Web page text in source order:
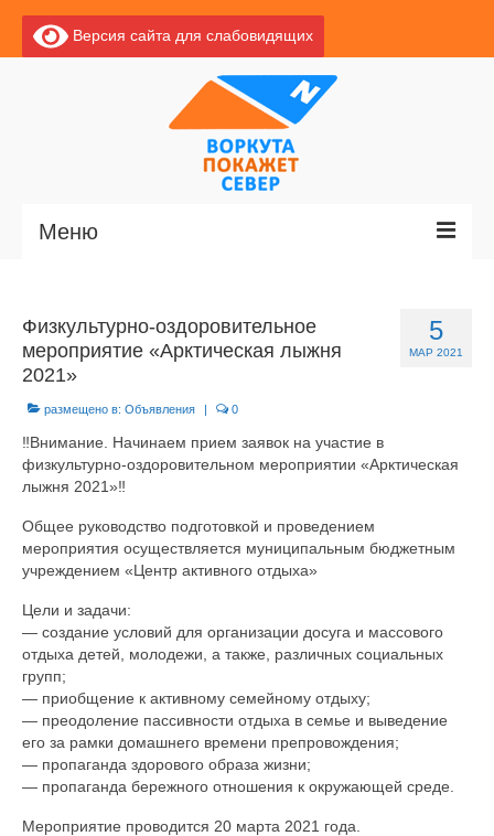
Версия сайта для слабовидящих
Меню
Новости
О Воркуте
О центре
Противодействие коррупции
Задать вопрос
5
МАР 2021
Физкультурно-оздоровительное
мероприятие «Арктическая лыжня
2021»
размещено в: Объявления | 0
‼Внимание. Начинаем прием заявок на участие в
физкультурно-оздоровительном мероприятии «Арктическая
лыжня 2021»‼
Общее руководство подготовкой и проведением
мероприятия осуществляется муниципальным бюджетным
учреждением «Центр активного отдыха»
Цели и задачи:
— создание условий для организации досуга и массового
отдыха детей, молодежи, а также, различных социальных
групп;
— приобщение к активному семейному отдыху;
— преодоление пассивности отдыха в семье и выведение
его за рамки домашнего времени препровождения;
— пропаганда здорового образа жизни;
— пропаганда бережного отношения к окружающей среде.
Мероприятие проводится 20 марта 2021 года.